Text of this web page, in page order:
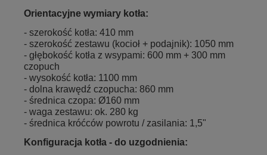
Orientacyjne wymiary kotła:
- szerokość kotła: 410 mm
- szerokość zestawu (kocioł + podajnik): 1050 mm
- głębokość kotła z wsypami: 600 mm + 300 mm
czopuch
- wysokość kotła: 1100 mm
- dolna krawędź czopucha: 860 mm
- średnica czopa: Ø160 mm
- waga zestawu: ok. 280 kg
- średnica króćców powrotu / zasilania: 1,5"
Konfiguracja kotła - do uzgodnienia: